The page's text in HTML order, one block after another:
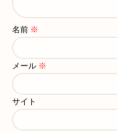
名前 ※
メール ※
サイト